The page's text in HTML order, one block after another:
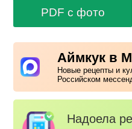
PDF с фото
Аймкук в
Новые рецепты и
Российском
Надоела